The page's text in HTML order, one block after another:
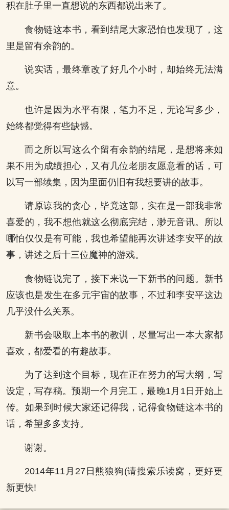
积在肚子里一直想说的东西都说出来了。
食物链这本书，看到结尾大家恐怕也发现了，这
里是留有余韵的。
说实话，最终章改了好几个小时，却始终无法满
意。
也许是因为水平有限，笔力不足，无论写多少，
始终都觉得有些缺憾。
而之所以写这么个留有余韵的结尾，是想将来如
果不用为成绩担心，又有几位老朋友愿意看的话，可
以写一部续集，因为里面仍旧有我想要讲的故事。
请原谅我的贪心，毕竟这部，实在是一部我非常
喜爱的，我不想他就这么彻底完结，渺无音讯。所以
哪怕仅仅是有可能，我也希望能再次讲述李安平的故
事，讲述之后十三位魔神的游戏。
食物链说完了，接下来说一下新书的问题。新书
应该也是发生在多元宇宙的故事，不过和李安平这边
几乎没什么关系。
新书会吸取上本书的教训，尽量写出一本大家都
喜欢，都爱看的有趣故事。
为了达到这个目标，现在正在努力的写大纲，写
设定，写存稿。预期一个月完工，最晚1月1日开始上
传。如果到时候大家还记得我，记得食物链这本书的
话，希望多多支持。
谢谢。
2014年11月27日熊狼狗(请搜索乐读窝，更好更
新更快!